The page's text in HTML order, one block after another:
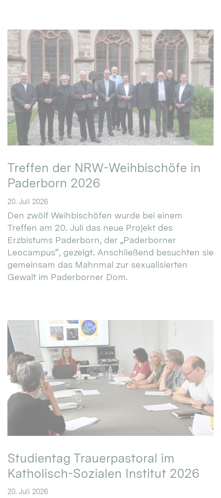
Treffen der NRW-Weihbischöfe in
Paderborn 2026
20. Juli 2026
Den zwölf Weihbischöfen wurde bei einem
Treffen am 20. Juli das neue Projekt des
Erzbistums Paderborn, der „Paderborner
Leocampus“, gezeigt. Anschließend besuchten sie
gemeinsam das Mahnmal zur sexualisierten
Gewalt im Paderborner Dom.
Studientag Trauerpastoral im
Katholisch-Sozialen Institut 2026
20. Juli 2026